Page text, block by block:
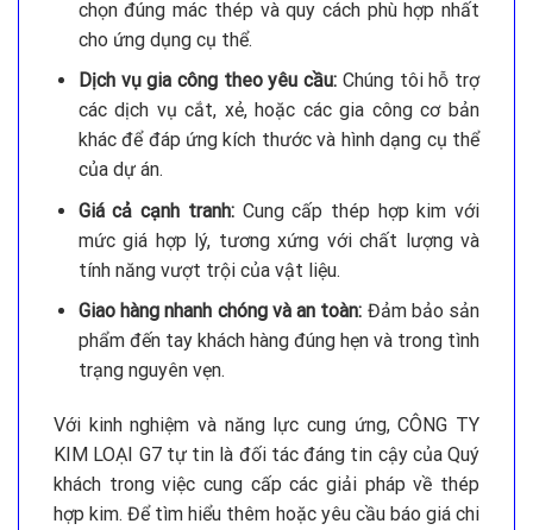
chọn đúng mác thép và quy cách phù hợp nhất
cho ứng dụng cụ thể.
Dịch vụ gia công theo yêu cầu: Chúng tôi hỗ trợ
các dịch vụ cắt, xẻ, hoặc các gia công cơ bản
khác để đáp ứng kích thước và hình dạng cụ thể
của dự án.
Giá cả cạnh tranh:Cung cấp thép hợp kim với
mức giá hợp lý, tương xứng với chất lượng và
tính năng vượt trội của vật liệu.
Giao hàng nhanh chóng và an toàn: Đảm bảo sản
phẩm đến tay khách hàng đúng hẹn và trong tình
trạng nguyên vẹn.
Với kinh nghiệm và năng lực cung ứng, CÔNG TY
KIM LOẠI G7 tự tin là đối tác đáng tin cậy của Quý
khách trong việc cung cấp các giải pháp về thép
hợp kim. Để tìm hiểu thêm hoặc yêu cầu báo giá chi